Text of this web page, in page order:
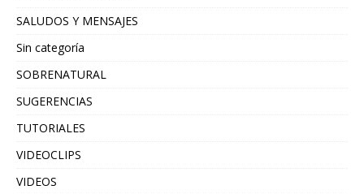
SALUDOS Y MENSAJES
Sin categoría
SOBRENATURAL
SUGERENCIAS
TUTORIALES
VIDEOCLIPS
VIDEOS